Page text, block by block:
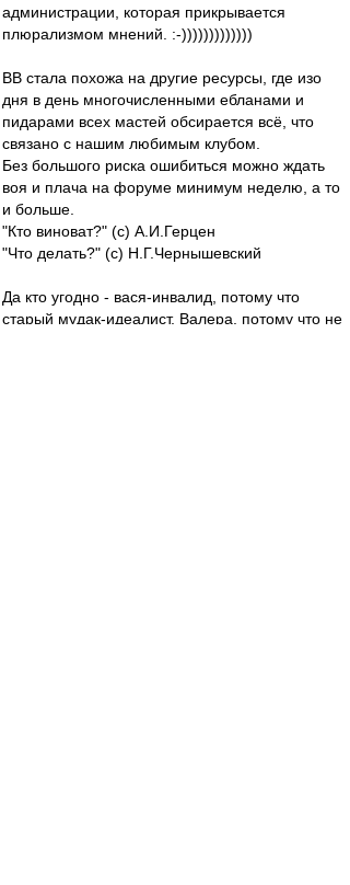
администрации, которая прикрывается
плюрализмом мнений. :-)))))))))))))
ВВ стала похожа на другие ресурсы, где изо
дня в день многочисленными ебланами и
пидарами всех мастей обсирается всё, что
связано с нашим любимым клубом.
Без большого риска ошибиться можно ждать
воя и плача на форуме минимум неделю, а то
и больше.
"Кто виноват?" (с) А.И.Герцен
"Что делать?" (с) Н.Г.Чернышевский
Да кто угодно - вася-инвалид, потому что
старый мудак-идеалист, Валера, потому что не